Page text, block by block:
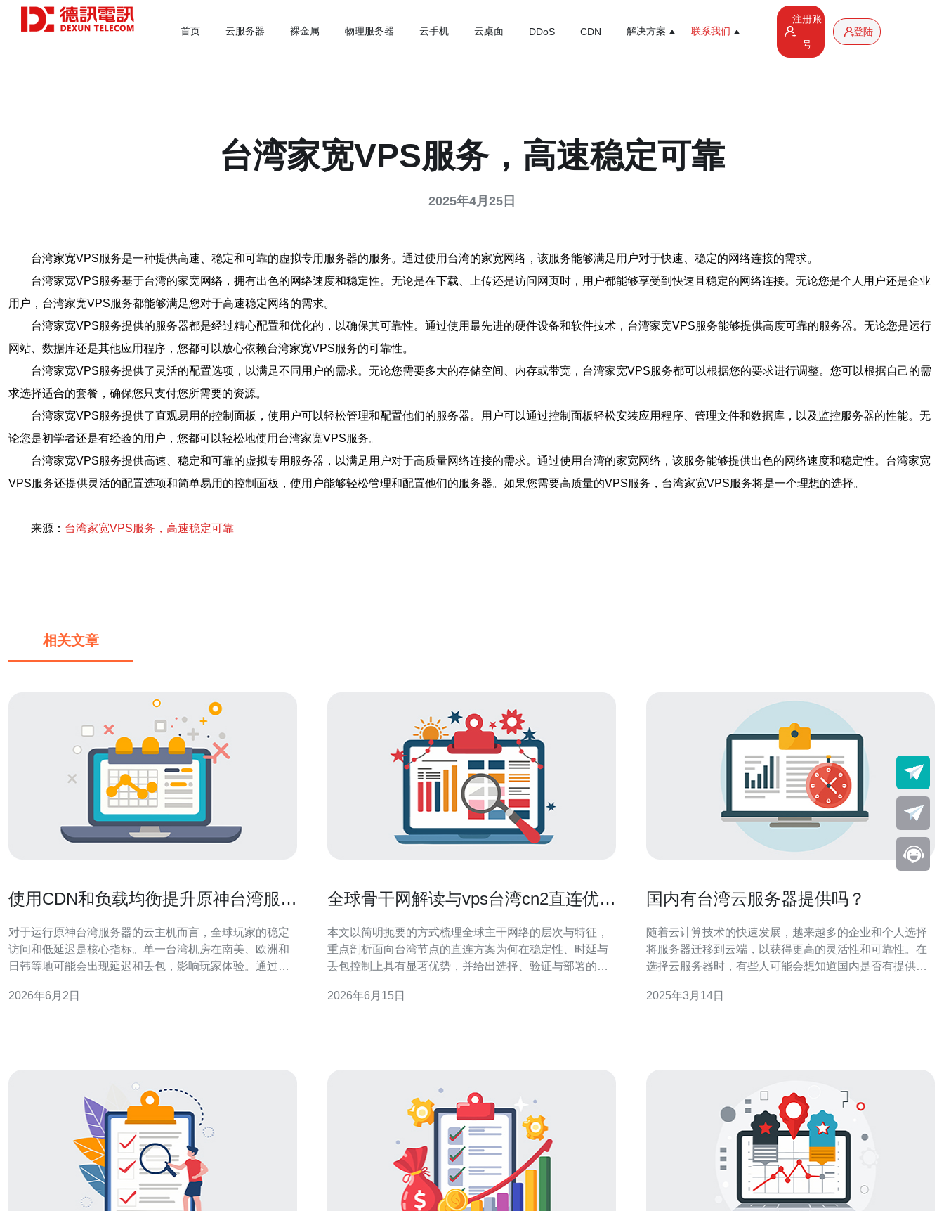
首页 云服务器 裸金属 物理服务器 云手机 云桌面 DDoS CDN 解决方案 联系我们
注册账
号
登陆
台湾家宽VPS服务，高速稳定可靠
2025年4月25日
台湾家宽VPS服务是一种提供高速、稳定和可靠的虚拟专用服务器的服务。通过使用台湾的家宽网络，该服务能够满足用户对于快速、稳定的网络连接的需求。
台湾家宽VPS服务基于台湾的家宽网络，拥有出色的网络速度和稳定性。无论是在下载、上传还是访问网页时，用户都能够享受到快速且稳定的网络连接。无论您是个人用户还是企业
用户，台湾家宽VPS服务都能够满足您对于高速稳定网络的需求。
台湾家宽VPS服务提供的服务器都是经过精心配置和优化的，以确保其可靠性。通过使用最先进的硬件设备和软件技术，台湾家宽VPS服务能够提供高度可靠的服务器。无论您是运行
网站、数据库还是其他应用程序，您都可以放心依赖台湾家宽VPS服务的可靠性。
台湾家宽VPS服务提供了灵活的配置选项，以满足不同用户的需求。无论您需要多大的存储空间、内存或带宽，台湾家宽VPS服务都可以根据您的要求进行调整。您可以根据自己的需
求选择适合的套餐，确保您只支付您所需要的资源。
台湾家宽VPS服务提供了直观易用的控制面板，使用户可以轻松管理和配置他们的服务器。用户可以通过控制面板轻松安装应用程序、管理文件和数据库，以及监控服务器的性能。无
论您是初学者还是有经验的用户，您都可以轻松地使用台湾家宽VPS服务。
台湾家宽VPS服务提供高速、稳定和可靠的虚拟专用服务器，以满足用户对于高质量网络连接的需求。通过使用台湾的家宽网络，该服务能够提供出色的网络速度和稳定性。台湾家宽
VPS服务还提供灵活的配置选项和简单易用的控制面板，使用户能够轻松管理和配置他们的服务器。如果您需要高质量的VPS服务，台湾家宽VPS服务将是一个理想的选择。
来源： 台湾家宽VPS服务，高速稳定可靠
相关文章
使用CDN和负载均衡提升原神台湾服务
对于运行原神台湾服务器的云主机而言，全球玩家的稳定
访问和低延迟是核心指标。单一台湾机房在南美、欧洲和
日韩等地可能会出现延迟和丢包，影响玩家体验。通过在
现。 首先说明CDN在游戏分发和静态资源缓存中的作用。
2026年6月2日
全球骨干网解读与vps台湾cn2直连优势
本文以简明扼要的方式梳理全球主干网络的层次与特征，
重点剖析面向台湾节点的直连方案为何在稳定性、时延与
丢包控制上具有显著优势，并给出选择、验证与部署的可
干网包含多少层级？ 全球互联网由多层级的互联关系构
2026年6月15日
国内有台湾云服务器提供吗？
随着云计算技术的快速发展，越来越多的企业和个人选择
将服务器迁移到云端，以获得更高的灵活性和可靠性。在
选择云服务器时，有些人可能会想知道国内是否有提供台
些相关的信息。 首先，让我们了解一下为什么有人会对台
2025年3月14日